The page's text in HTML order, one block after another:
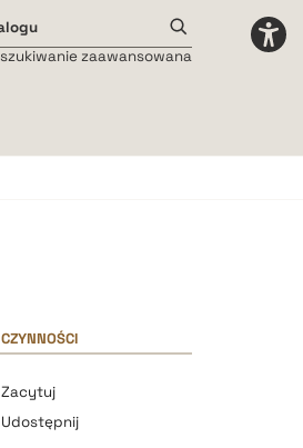
zaawansowana
CZYNNOŚCI
Zacytuj
Udostępnij